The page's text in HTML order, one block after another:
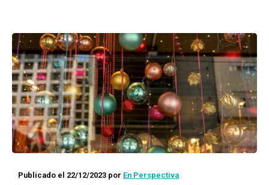
Publicado el 22/12/2023 por En Perspectiva